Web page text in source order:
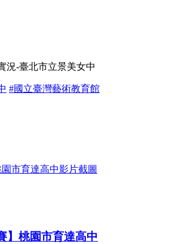
況-臺北市立景美女中
#國立臺灣藝術教育館
】桃園市育達高中